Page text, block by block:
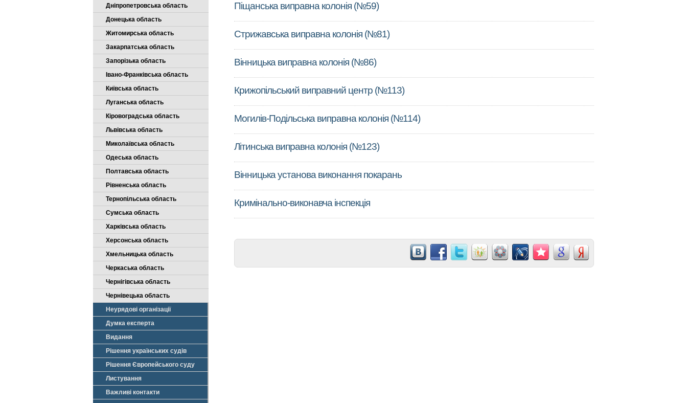
Дніпропетровська область
Донецька область
Житомирська область
Закарпатська область
Запорізька область
Івано-Франківська область
Київська область
Луганська область
Кіровоградська область
Львівська область
Миколаївська область
Одеська область
Полтавська область
Рівненська область
Тернопільська область
Сумська область
Харківська область
Херсонська область
Хмельницька область
Черкаська область
Чернігівська область
Чернівецька область
Неурядові організації
Думка експерта
Видання
Рішення українських судів
Рішення Європейського суду
Листування
Важливі контакти
Піщанська виправна колонія (№59)
Стрижавська виправна колонія (№81)
Вінницька виправна колонія (№86)
Крижопільський виправний центр (№113)
Могилів-Подільська виправна колонія (№114)
Літинська виправна колонія (№123)
Вінницька установа виконання покарань
Кримінально-виконавча інспекція